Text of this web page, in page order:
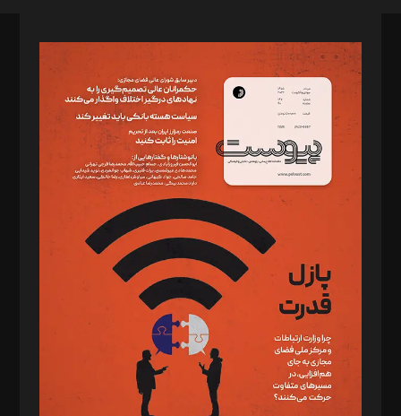
مدیر مسئول: محمدباقر اثنی‌عشری
سردبیر: مهرک محمودی
دبیر تحریریه: میثم قاسمی
د‌بیر ناداستان: سمانه سمیع
د‌بیر خدمت و تجارت: ابوالفضل رجبی
د‌بیر حقوق فناوری: حسام‌الدین ایپکچی
د‌بیر پیوست جهان: مینا پاکدل
د‌بیر تحریریه آنلاین: بابک نقاش
تحریریه‌: مجتبی محمود‌ی، آرش برهمند، یسنا امان‌پور، سروش کرمیان،
مصطفی مسجدی آرانی، ابوالفضل رجبی، زهرا فکرانه، فائزه فتحی
رستمی،مصطفی باستان
ویرایش: نگار استاد‌‌آقا
طراح یونیفرم: مجید توکلی
فیلمبرداری و عکاسی: امیر شفیعی، مانی لطفی زاده
گرافیک و صفحه‌آرایی: سید‌سبحان‌علی ثابت